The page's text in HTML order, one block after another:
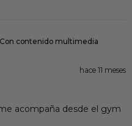
Con contenido multimedia
hace 11 meses
acompaña desde el gym